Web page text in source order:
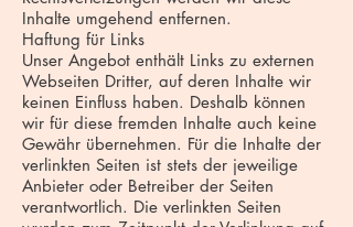
Inhalte umgehend entfernen.
Haftung für Links
Unser Angebot enthält Links zu externen
Webseiten Dritter, auf deren Inhalte wir
keinen Einfluss haben. Deshalb können
wir für diese fremden Inhalte auch keine
Gewähr übernehmen. Für die Inhalte der
verlinkten Seiten ist stets der jeweilige
Anbieter oder Betreiber der Seiten
verantwortlich. Die verlinkten Seiten